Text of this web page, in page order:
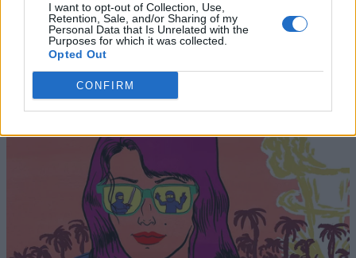
I want to opt-out of Collection, Use,
Retention, Sale, and/or Sharing of my
Personal Data that Is Unrelated with the
Purposes for which it was collected.
Opted Out
CONFIRM